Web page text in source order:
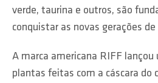
verde, taurina e outros, são
conquistar as novas gerações
A marca americana RIFF lançou
plantas feitas com a cáscara do